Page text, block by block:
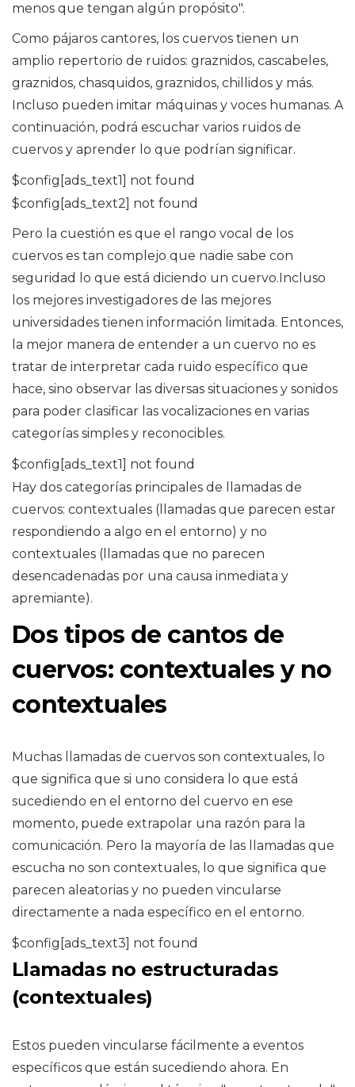
menos que tengan algún propósito".
Como pájaros cantores, los cuervos tienen un
amplio repertorio de ruidos: graznidos, cascabeles,
graznidos, chasquidos, graznidos, chillidos y más.
Incluso pueden imitar máquinas y voces humanas. A
continuación, podrá escuchar varios ruidos de
cuervos y aprender lo que podrían significar.
$config[ads_text1] not found
$config[ads_text2] not found
Pero la cuestión es que el rango vocal de los
cuervos es tan complejo que nadie sabe con
seguridad lo que está diciendo un cuervo.Incluso
los mejores investigadores de las mejores
universidades tienen información limitada. Entonces,
la mejor manera de entender a un cuervo no es
tratar de interpretar cada ruido específico que
hace, sino observar las diversas situaciones y sonidos
para poder clasificar las vocalizaciones en varias
categorías simples y reconocibles.
$config[ads_text1] not found
Hay dos categorías principales de llamadas de
cuervos: contextuales (llamadas que parecen estar
respondiendo a algo en el entorno) y no
contextuales (llamadas que no parecen
desencadenadas por una causa inmediata y
apremiante).
Dos tipos de cantos de
cuervos: contextuales y no
contextuales
Muchas llamadas de cuervos son contextuales, lo
que significa que si uno considera lo que está
sucediendo en el entorno del cuervo en ese
momento, puede extrapolar una razón para la
comunicación. Pero la mayoría de las llamadas que
escucha no son contextuales, lo que significa que
parecen aleatorias y no pueden vincularse
directamente a nada específico en el entorno.
$config[ads_text3] not found
Llamadas no estructuradas
(contextuales)
Estos pueden vincularse fácilmente a eventos
específicos que están sucediendo ahora. En